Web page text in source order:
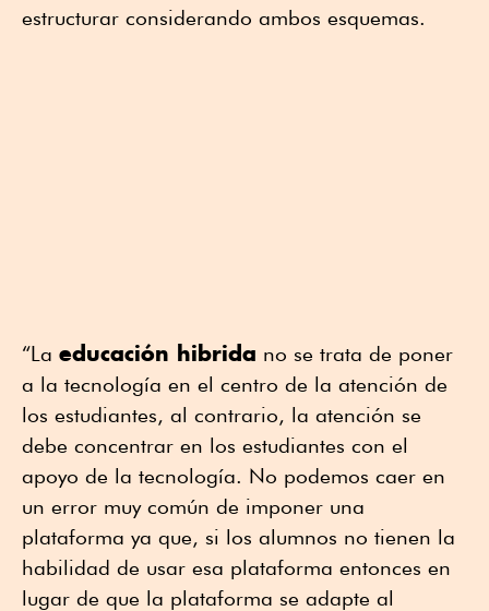
estructurar considerando ambos esquemas.
“La educación hibrida no se trata de poner
a la tecnología en el centro de la atención de
los estudiantes, al contrario, la atención se
debe concentrar en los estudiantes con el
apoyo de la tecnología. No podemos caer en
un error muy común de imponer una
plataforma ya que, si los alumnos no tienen la
habilidad de usar esa plataforma entonces en
lugar de que la plataforma se adapte al